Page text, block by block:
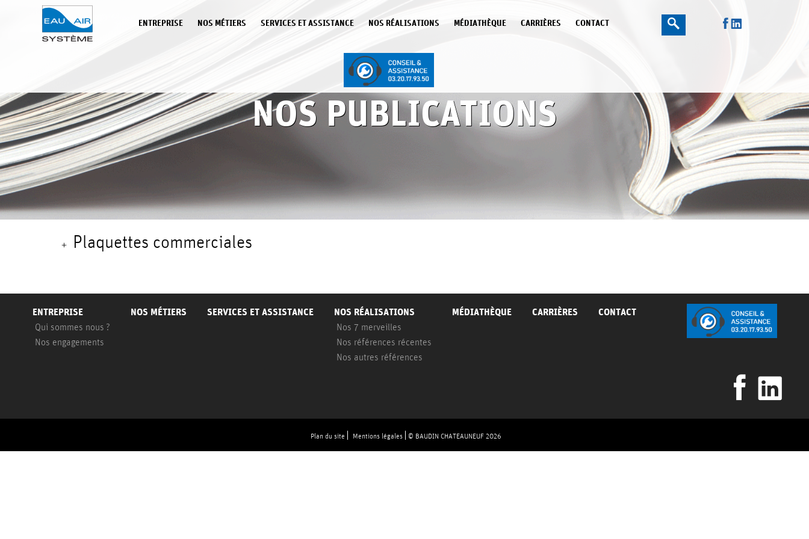
ENTREPRISE NOS MÉTIERS SERVICES ET ASSISTANCE NOS RÉALISATIONS MÉDIATHÈQUE CARRIÈRES CONTACT
NOS PUBLICATIONS
Plaquettes commerciales
ENTREPRISE
Qui sommes nous ?
Nos engagements
NOS MÉTIERS SERVICES ET ASSISTANCE NOS RÉALISATIONS
Nos 7 merveilles
Nos références récentes
Nos autres références
MÉDIATHÈQUE CARRIÈRES CONTACT
Plan du site Mentions légales © BAUDIN CHATEAUNEUF 2026
Panneau de gestion des cookies